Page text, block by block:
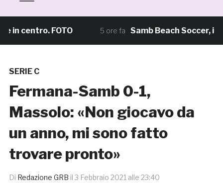
centro. FOTO 5 ore fa Samb Beach Soccer, il
SERIE C
Fermana-Samb 0-1,
Massolo: «Non giocavo da
un anno, mi sono fatto
trovare pronto»
Di Redazione GRB il 3 Febbraio 2021 alle 23:40